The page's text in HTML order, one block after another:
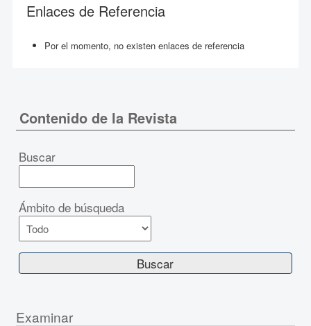
Enlaces de Referencia
Por el momento, no existen enlaces de referencia
Contenido de la Revista
Buscar
Ámbito de búsqueda
Examinar